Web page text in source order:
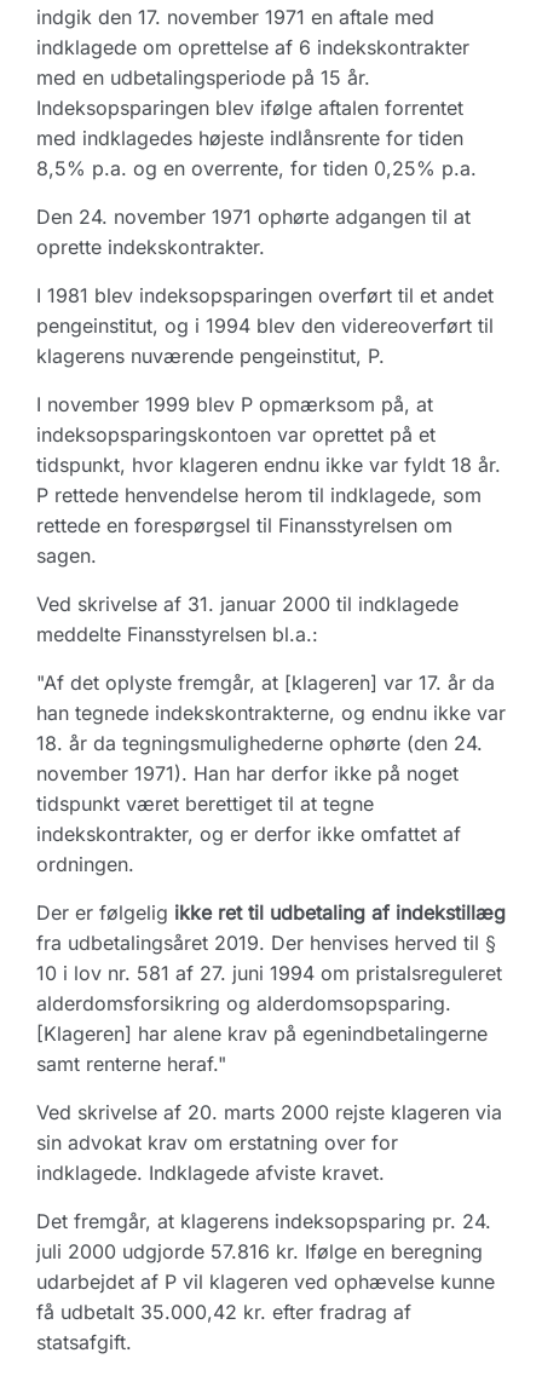
indgik den 17. november 1971 en aftale med
indklagede om oprettelse af 6 indekskontrakter
med en udbetalingsperiode på 15 år.
Indeksopsparingen blev ifølge aftalen forrentet
med indklagedes højeste indlånsrente for tiden
8,5% p.a. og en overrente, for tiden 0,25% p.a.
Den 24. november 1971 ophørte adgangen til at
oprette indekskontrakter.
I 1981 blev indeksopsparingen overført til et andet
pengeinstitut, og i 1994 blev den videreoverført til
klagerens nuværende pengeinstitut, P.
I november 1999 blev P opmærksom på, at
indeksopsparingskontoen var oprettet på et
tidspunkt, hvor klageren endnu ikke var fyldt 18 år.
P rettede henvendelse herom til indklagede, som
rettede en forespørgsel til Finansstyrelsen om
sagen.
Ved skrivelse af 31. januar 2000 til indklagede
meddelte Finansstyrelsen bl.a.:
"Af det oplyste fremgår, at [klageren] var 17. år da
han tegnede indekskontrakterne, og endnu ikke var
18. år da tegningsmulighederne ophørte (den 24.
november 1971). Han har derfor ikke på noget
tidspunkt været berettiget til at tegne
indekskontrakter, og er derfor ikke omfattet af
ordningen.
Der er følgelig ikke ret til udbetaling af indekstillæg
fra udbetalingsåret 2019. Der henvises herved til §
10 i lov nr. 581 af 27. juni 1994 om pristalsreguleret
alderdomsforsikring og alderdomsopsparing.
[Klageren] har alene krav på egenindbetalingerne
samt renterne heraf."
Ved skrivelse af 20. marts 2000 rejste klageren via
sin advokat krav om erstatning over for
indklagede. Indklagede afviste kravet.
Det fremgår, at klagerens indeksopsparing pr. 24.
juli 2000 udgjorde 57.816 kr. Ifølge en beregning
udarbejdet af P vil klageren ved ophævelse kunne
få udbetalt 35.000,42 kr. efter fradrag af
statsafgift.